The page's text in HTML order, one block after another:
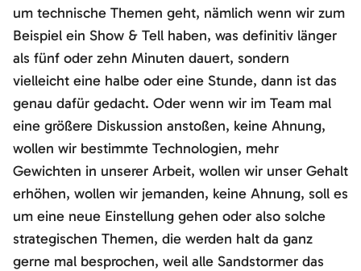
um technische Themen geht, nämlich wenn wir zum
Beispiel ein Show & Tell haben, was definitiv länger
als fünf oder zehn Minuten dauert, sondern
vielleicht eine halbe oder eine Stunde, dann ist das
genau dafür gedacht. Oder wenn wir im Team mal
eine größere Diskussion anstoßen, keine Ahnung,
wollen wir bestimmte Technologien, mehr
Gewichten in unserer Arbeit, wollen wir unser Gehalt
erhöhen, wollen wir jemanden, keine Ahnung, soll es
um eine neue Einstellung gehen oder also solche
strategischen Themen, die werden halt da ganz
gerne mal besprochen, weil alle Sandstormer das